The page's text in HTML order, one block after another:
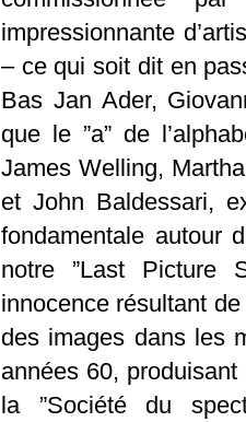
impressionnante
– ce qui soit dit en
Bas Jan Ader,
que le ”a” de
James Welling,
et John Baldessari,
fondamentale autour
notre ”Last Picture
innocence résultant
des images dans les
années 60,
la ”Société du